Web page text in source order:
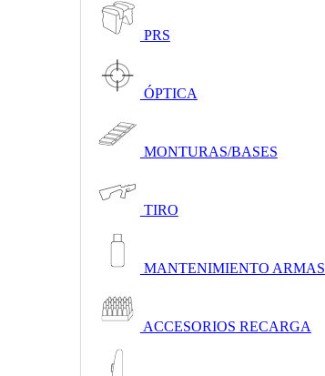
PRS
ÓPTICA
MONTURAS/BASES
TIRO
MANTENIMIENTO ARMAS
ACCESORIOS RECARGA